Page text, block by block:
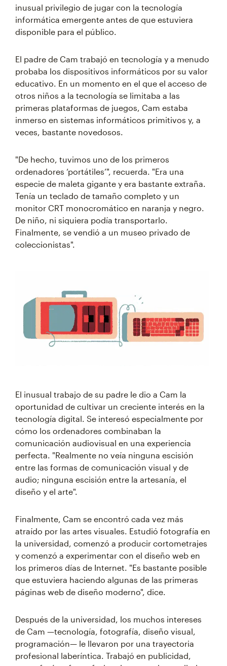
inusual privilegio de jugar con la tecnología
informática emergente antes de que estuviera
disponible para el público.
El padre de Cam trabajó en tecnología y a menudo
probaba los dispositivos informáticos por su valor
educativo. En un momento en el que el acceso de
otros niños a la tecnología se limitaba a las
primeras plataformas de juegos, Cam estaba
inmerso en sistemas informáticos primitivos y, a
veces, bastante novedosos.
"De hecho, tuvimos uno de los primeros
ordenadores ‘portátiles’", recuerda. "Era una
especie de maleta gigante y era bastante extraña.
Tenía un teclado de tamaño completo y un
monitor CRT monocromático en naranja y negro.
De niño, ni siquiera podía transportarlo.
Finalmente, se vendió a un museo privado de
coleccionistas".
El inusual trabajo de su padre le dio a Cam la
oportunidad de cultivar un creciente interés en la
tecnología digital. Se interesó especialmente por
cómo los ordenadores combinaban la
comunicación audiovisual en una experiencia
perfecta. "Realmente no veía ninguna escisión
entre las formas de comunicación visual y de
audio; ninguna escisión entre la artesanía, el
diseño y el arte".
Finalmente, Cam se encontró cada vez más
atraído por las artes visuales. Estudió fotografía en
la universidad, comenzó a producir cortometrajes
y comenzó a experimentar con el diseño web en
los primeros días de Internet. "Es bastante posible
que estuviera haciendo algunas de las primeras
páginas web de diseño moderno", dice.
Después de la universidad, los muchos intereses
de Cam —tecnología, fotografía, diseño visual,
programación— le llevaron por una trayectoria
profesional laberíntica. Trabajó en publicidad,